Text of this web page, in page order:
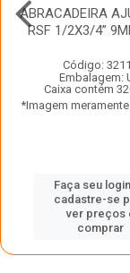
ABRACADEIRA
RSF 1/2X3/4”
Código:
Embalagem:
Caixa contém
*Imagem
Faça seu
cadastre-se
ver preços
comprar